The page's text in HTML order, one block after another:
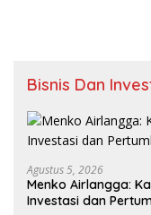
Bisnis Dan
Agustus 5, 2026
Menko Airlangga:
Investasi dan